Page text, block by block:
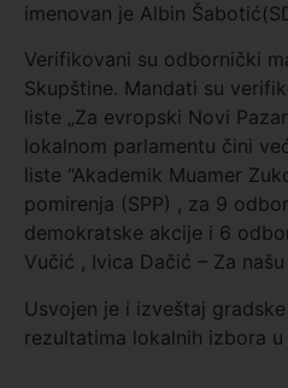
imenovan je Albin
Verifikovani su odbornički
Skupštine. Mandati su
liste „Za evropski Novi
lokalnom parlamentu čini
liste “Akademik Muamer
pomirenja (SPP) , za 9
demokratske akcije i 6
Vučić , Ivica Dačić – Za našu
Usvojen je i izveštaj
rezultatima lokalnih izbora u